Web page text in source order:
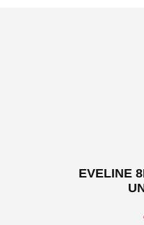
EVELINE